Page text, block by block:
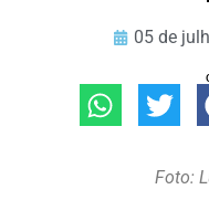
05 de
Foto: